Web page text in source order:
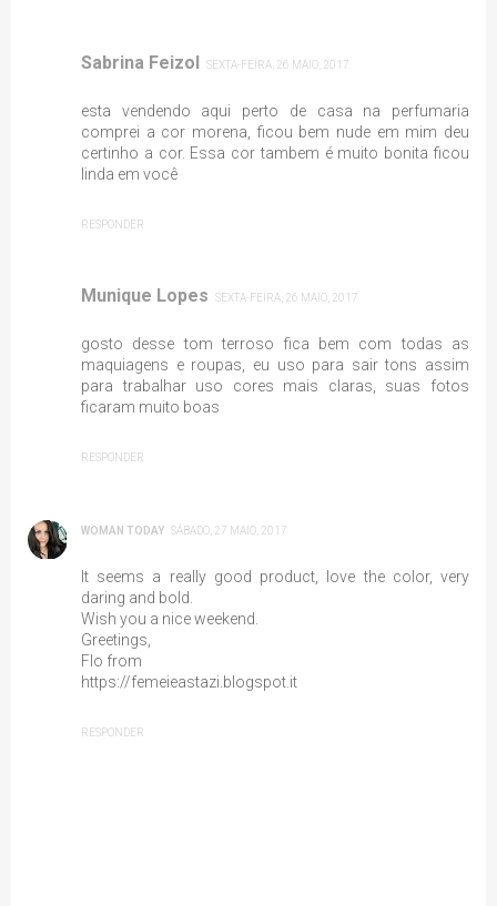
Sabrina Feizol SEXTA-FEIRA, 26 MAIO, 2017
esta vendendo aqui perto de casa na perfumaria
comprei a cor morena, ficou bem nude em mim deu
certinho a cor. Essa cor tambem é muito bonita ficou
linda em você
RESPONDER
Munique Lopes SEXTA-FEIRA, 26 MAIO, 2017
gosto desse tom terroso fica bem com todas as
maquiagens e roupas, eu uso para sair tons assim
para trabalhar uso cores mais claras, suas fotos
ficaram muito boas
RESPONDER
WOMAN TODAY SÁBADO, 27 MAIO, 2017
It seems a really good product, love the color, very
daring and bold.
Wish you a nice weekend.
Greetings,
Flo from
https://femeieastazi.blogspot.it
RESPONDER